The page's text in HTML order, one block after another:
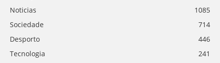
Noticias
1085
Sociedade
714
Desporto
446
Tecnologia
241